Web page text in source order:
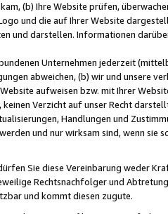
(b) Ihre Website prüfen,
und die auf Ihrer Website
und darstellen. Informationen
Unternehmen jederzeit
abweichen, (b) wir und unsere
aufweisen bzw. mit Ihrer
Verzicht auf unser Recht
Handlungen und
und nur wirksam sind, wenn
Sie diese Vereinbarung weder
Rechtsnachfolger und
und kommt diesen zugute.